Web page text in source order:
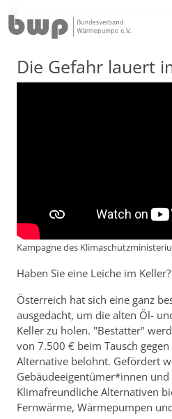
Die Gefahr lauert
Kampagne des
Haben Sie eine Leiche im Keller?
Österreich hat sich eine ganz
ausgedacht, um die alten Öl-
Keller zu holen. "Bestatter"
von 7.500 € beim Tausch
Alternative belohnt. Gefördert
Gebäudeeigentümer*innen und
Klimafreundliche Alternativen
Fernwärme, Wärmepumpen